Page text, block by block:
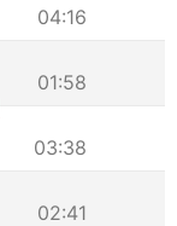
04:16
01:58
03:38
02:41